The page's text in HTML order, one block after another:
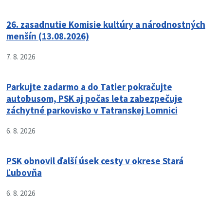
26. zasadnutie Komisie kultúry a národnostných
menšín (13.08.2026)
7. 8. 2026
Parkujte zadarmo a do Tatier pokračujte
autobusom, PSK aj počas leta zabezpečuje
záchytné parkovisko v Tatranskej Lomnici
6. 8. 2026
PSK obnovil ďalší úsek cesty v okrese Stará
Ľubovňa
6. 8. 2026